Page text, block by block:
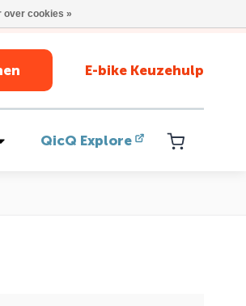
E-bike Keuzehulp
QicQ Explore
over cookies »